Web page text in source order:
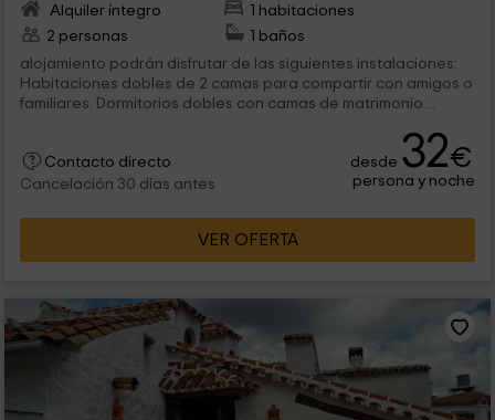
Alquiler íntegro
1 habitaciones
2 personas
1 baños
alojamiento podrán disfrutar de las siguientes instalaciones:
Habitaciones dobles de 2 camas para compartir con amigos o
familiares. Dormitorios dobles con camas de matrimonio
Contacto directo
Cancelación 30 días antes
desde 32€
persona y noche
VER OFERTA